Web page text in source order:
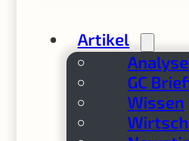
Artikel
GC
Wissen